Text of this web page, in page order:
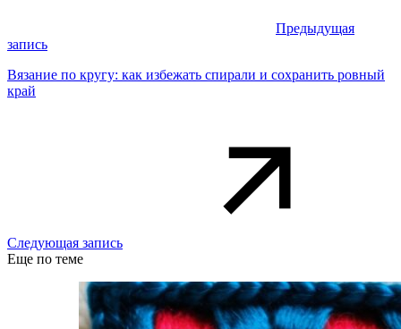
Предыдущая
запись
Вязание по кругу: как избежать спирали и сохранить ровный
край
Следующая запись
Еще по теме